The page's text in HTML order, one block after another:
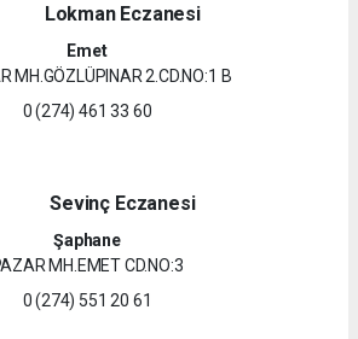
Lokman Eczanesi
Emet
MH.GÖZLÜPINAR 2.CD.NO:1 B
0 (274) 461 33 60
Sevinç Eczanesi
Şaphane
MH.EMET CD.NO:3
0 (274) 551 20 61